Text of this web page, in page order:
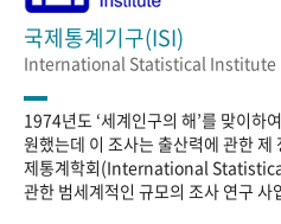
국제통계기구(ISI)
International Statistical Institute
1974년도 ‘세계인구의 해’를 맞이하
원했는데 이 조사는 출산력에 관한
제통계학회(International
관한 범세계적인 규모의 조사 연구 사